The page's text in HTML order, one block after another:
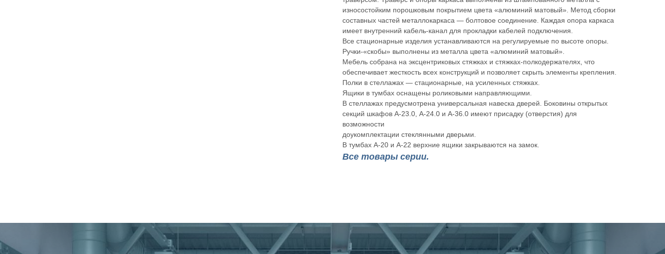
износостойким порошковым покрытием цвета «алюминий матовый». Метод сборки
составных частей металлокаркаса — болтовое соединение. Каждая опора каркаса
имеет внутренний кабель-канал для прокладки кабелей подключения.
Все стационарные изделия устанавливаются на регулируемые по высоте опоры.
Ручки-«скобы» выполнены из металла цвета «алюминий матовый».
Мебель собрана на эксцентриковых стяжках и стяжках-полкодержателях, что
обеспечивает жесткость всех конструкций и позволяет скрыть элементы крепления.
Полки в стеллажах — стационарные, на усиленных стяжках.
Ящики в тумбах оснащены роликовыми направляющими.
В стеллажах предусмотрена универсальная навеска дверей. Боковины открытых
секций шкафов А-23.0, А-24.0 и А-36.0 имеют присадку (отверстия) для
возможности
доукомплектации стеклянными дверьми.
В тумбах А-20 и А-22 верхние ящики закрываются на замок.
Все товары серии.